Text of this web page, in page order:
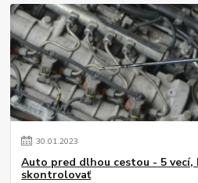
30.01.2023
Auto pred dlhou cestou - 5
skontrolovať